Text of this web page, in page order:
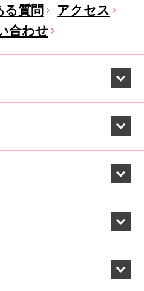
る質問
アクセス
合わせ